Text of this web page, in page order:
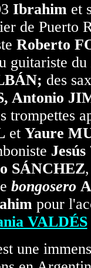
Ibrahimet
de Puerto
Roberto
guitariste du
des
Antonio
trompettes
et Yaure
Jesús
SÁNCHEZ
bongosero
pour
VALDÉS
une